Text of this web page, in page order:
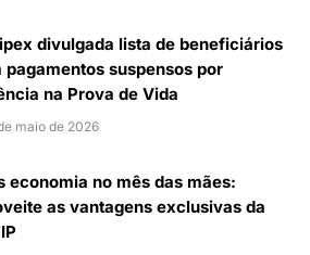
divulgada lista de beneficiários
pagamentos suspensos por
na Prova de Vida
maio de 2026
economia no mês das mães:
as vantagens exclusivas da